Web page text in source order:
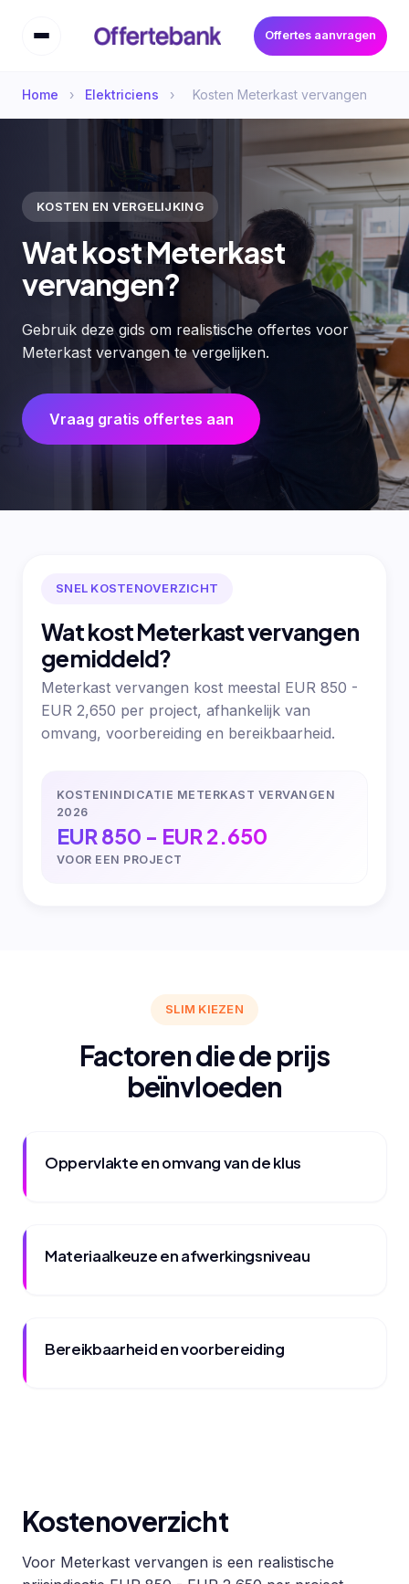
Offertes aanvragen
Home › Elektriciens › Kosten Meterkast vervangen
KOSTEN EN VERGELIJKING
Wat kost Meterkast
vervangen?
Gebruik deze gids om realistische offertes voor
Meterkast vervangen te vergelijken.
Vraag gratis offertes aan
SNEL KOSTENOVERZICHT
Wat kost Meterkast vervangen
gemiddeld?
Meterkast vervangen kost meestal EUR 850 -
EUR 2,650 per project, afhankelijk van
omvang, voorbereiding en bereikbaarheid.
KOSTENINDICATIE METERKAST VERVANGEN
2026
EUR 850 - EUR 2.650
VOOR EEN PROJECT
SLIM KIEZEN
Factoren die de prijs
beïnvloeden
Oppervlakte en omvang van de klus
Materiaalkeuze en afwerkingsniveau
Bereikbaarheid en voorbereiding
Kostenoverzicht
Voor Meterkast vervangen is een realistische